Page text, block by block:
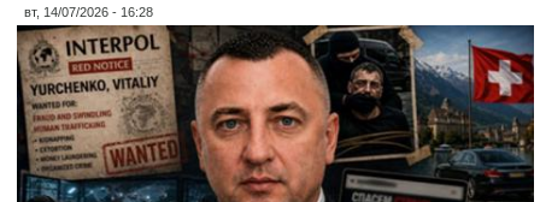
вт, 14/07/2026 - 16:28